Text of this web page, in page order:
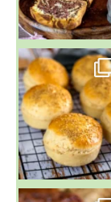
~ BUNS MAISON ~
Un peu de boulange par ici au